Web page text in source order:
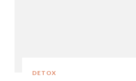
DETOX